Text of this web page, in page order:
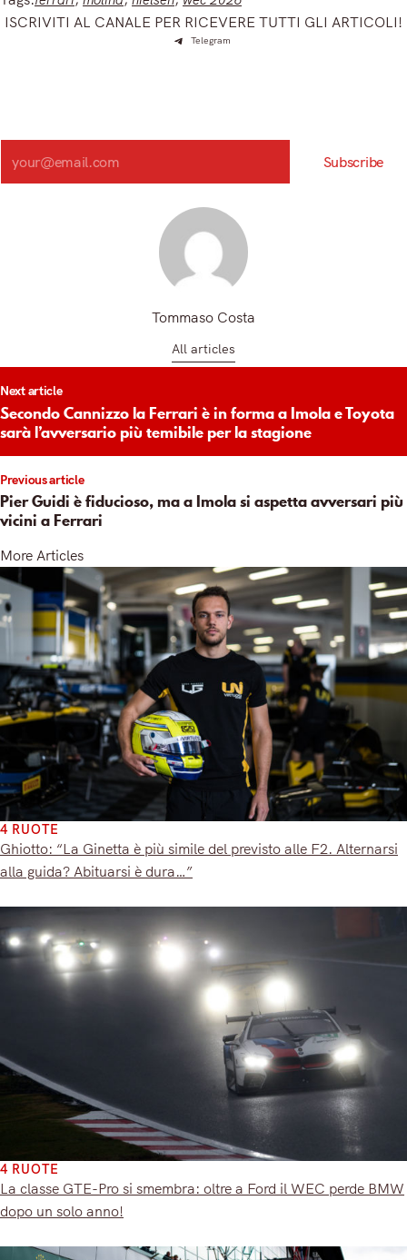
ISCRIVITI AL CANALE PER RICEVERE TUTTI GLI ARTICOLI!
Telegram
Search
Subscribe
Tommaso Costa
All articles
Previous article
Pier Guidi è fiducioso, ma a Imola si aspetta avversari più
vicini a Ferrari
Next article
Secondo Cannizzo la Ferrari è in forma a Imola e Toyota
sarà l’avversario più temibile per la stagione
More Articles
4 RUOTE
Ghiotto: “La Ginetta è più simile del previsto alle F2. Alternarsi
alla guida? Abituarsi è dura…”
4 RUOTE
La classe GTE-Pro si smembra: oltre a Ford il WEC perde BMW
dopo un solo anno!